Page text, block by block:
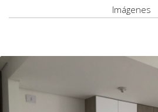
Imágenes